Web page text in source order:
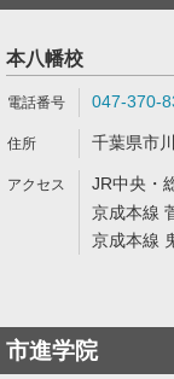
本八幡校
047-370-
千葉県市
JR中央・
京成本線
京成本線
市進学院